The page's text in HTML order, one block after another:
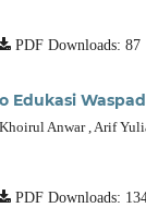
PDF Downloads: 87
Edukasi
Anwar , Arif
PDF Downloads: